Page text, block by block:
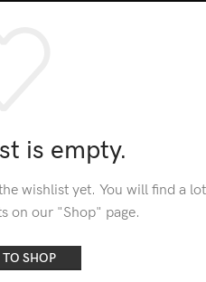
is empty.
wishlist yet. You will find a lot
on our "Shop" page.
TO SHOP